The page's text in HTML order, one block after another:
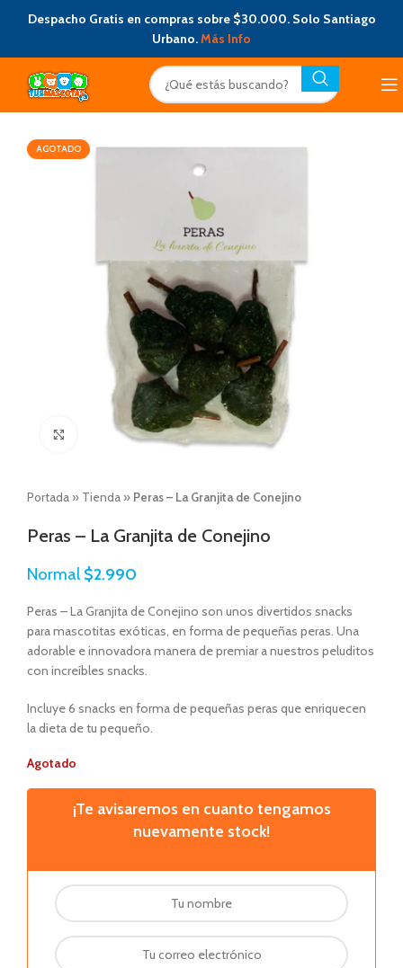
Despacho Gratis en compras sobre $30.000. Solo Santiago
Urbano.Más Info
AGOTADO
Click to enlarge
Portada » Tienda » Peras – La Granjita de Conejino
Peras – La Granjita de Conejino
Normal $2.990
Peras – La Granjita de Conejino son unos divertidos snacks
para mascotitas exóticas, en forma de pequeñas peras. Una
adorable e innovadora manera de premiar a nuestros peluditos
con increíbles snacks.
Incluye 6 snacks en forma de pequeñas peras que enriquecen
la dieta de tu pequeño.
Agotado
¡Te avisaremos en cuanto tengamos
nuevamente stock!